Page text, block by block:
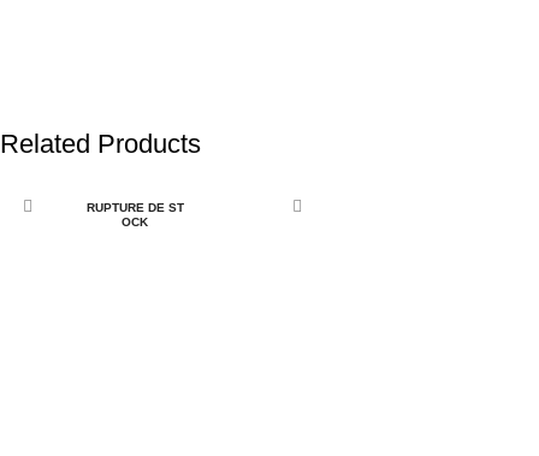
Related Products
RUPTURE DE ST
OCK